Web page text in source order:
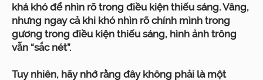
khá khó để nhìn rõ trong điều kiện thiếu sáng. Vâng,
nhưng ngay cả khi khó nhìn rõ chính mình trong
gương trong điều kiện thiếu sáng, hình ảnh trông
vẫn “sắc nét”.
Tuy nhiên, hãy nhớ rằng đây không phải là một